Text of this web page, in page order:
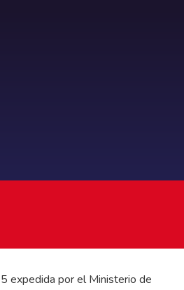
expedida por el Ministerio de